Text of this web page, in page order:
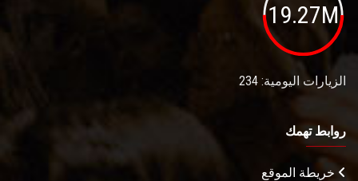
19.27M
الزيارات اليومية: 234
روابط تهمك
خريطة الموقع